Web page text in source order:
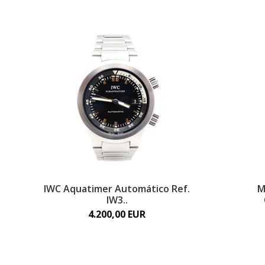
IWC Aquatimer Automático Ref.
IW3..
4.200,00 EUR